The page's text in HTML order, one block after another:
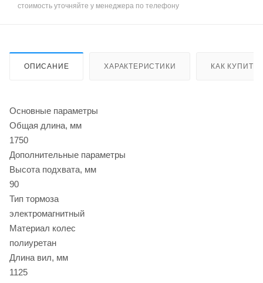
стоимость уточняйте у менеджера по телефону
ОПИСАНИЕ ХАРАКТЕРИСТИКИ КАК КУПИТЬ
Основные параметры
Общая длина, мм
1750
Дополнительные параметры
Высота подхвата, мм
90
Тип тормоза
электромагнитный
Материал колес
полиуретан
Длина вил, мм
1125